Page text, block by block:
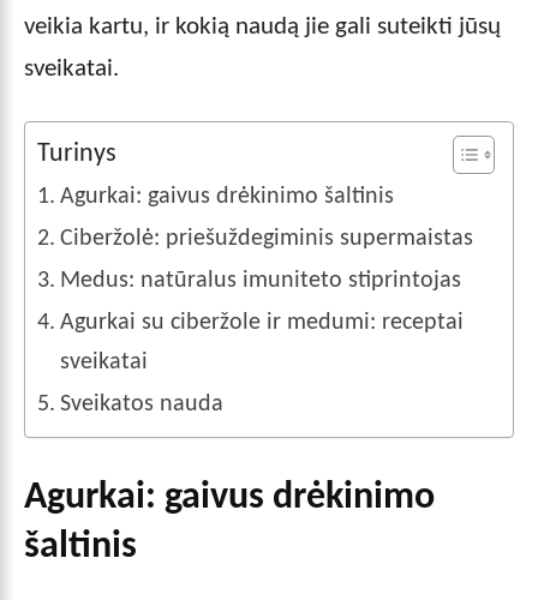
veikia kartu, ir kokią naudą jie gali suteikti jūsų
sveikatai.
Turinys
Agurkai: gaivus drėkinimo šaltinis
Ciberžolė: priešuždegiminis supermaistas
Medus: natūralus imuniteto stiprintojas
Agurkai su ciberžole ir medumi: receptai
sveikatai
Sveikatos nauda
Agurkai: gaivus drėkinimo
šaltinis